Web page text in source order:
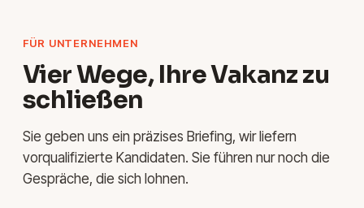
FÜR UNTERNEHMEN
Vier Wege, Ihre Vakanz zu
schließen
Sie geben uns ein präzises Briefing, wir liefern
vorqualifizierte Kandidaten. Sie führen nur noch die
Gespräche, die sich lohnen.